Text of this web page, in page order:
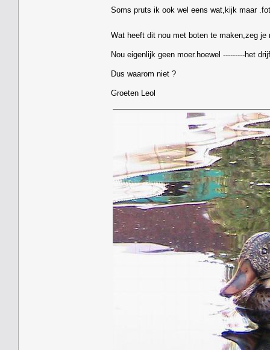
Soms pruts ik ook wel eens wat,kijk maar
Wat heeft dit nou met boten te maken,zeg je
Nou eigenlijk geen moer.hoewel ---------het
Dus waarom niet ?
Groeten Leol